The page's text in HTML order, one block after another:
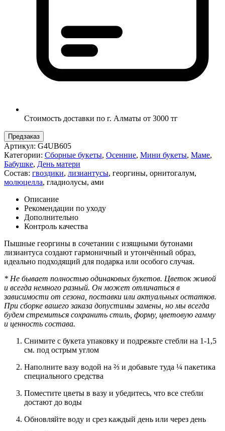
Стоимость доставки по г. Алматы от 3000 тг
Предзаказ
Артикул: G4UB605
Категории: Сборные букеты, Осенние, Мини букеты, Маме,
Бабушке, День матери
Состав: гвоздики, лизиантусы, георгины, орнитогалум,
молюцелла, гладиолусы, ами
Описание
Рекомендации по уходу
Дополнительно
Контроль качества
Пышные георгины в сочетании с изящными бутонами
лизиантуса создают гармоничный и утончённый образ,
идеально подходящий для подарка или особого случая.
* Не бывает полностью одинаковых букетов. Цветок живой
и всегда немного разный. Он может отличаться в
зависимости от сезона, поставки или актуальных остатков.
При сборке вашего заказа допустимы замены, но мы всегда
будем стремиться сохранить стиль, форму, цветовую гамму
и ценность состава.
Снимите с букета упаковку и подрежьте стебли на 1-1,5
см. под острым углом
Наполните вазу водой на ⅔ и добавьте туда ¼ пакетика
специального средства
Поместите цветы в вазу и убедитесь, что все стебли
достают до воды
Обновляйте воду и срез каждый день или через день